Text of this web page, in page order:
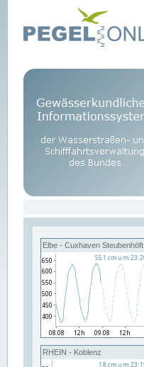
Elbe - Cuxhaven Steubenhöft
RHEIN - Koblenz